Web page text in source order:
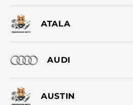
ATALA
AUDI
AUSTIN